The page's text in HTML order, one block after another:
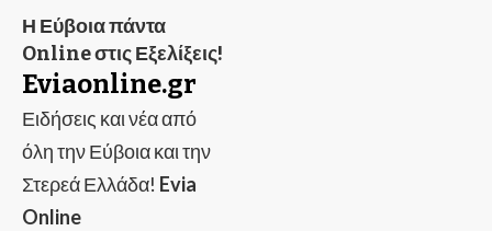
Η Εύβοια πάντα
Online στις Εξελίξεις!
Eviaonline.gr
Ειδήσεις και νέα από
όλη την Εύβοια και την
Στερεά Ελλάδα! Evia
Online